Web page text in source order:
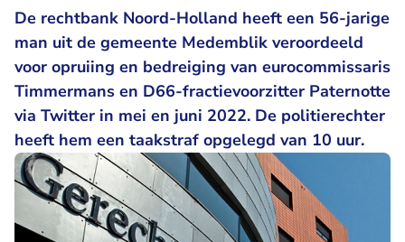
De rechtbank Noord-Holland heeft een 56-jarige
man uit de gemeente Medemblik veroordeeld
voor opruiing en bedreiging van eurocommissaris
Timmermans en D66-fractievoorzitter Paternotte
via Twitter in mei en juni 2022. De politierechter
heeft hem een taakstraf opgelegd van 10 uur.